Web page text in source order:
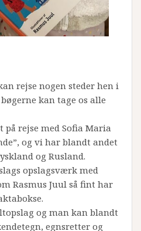
rejse nogen steder hen i
kan tage os alle
rejse med Sofia Maria
og vi har blandt andet
og Rusland.
opslagsværk med
Rasmus Juul så fint har
og man kan blandt
egnsretter og